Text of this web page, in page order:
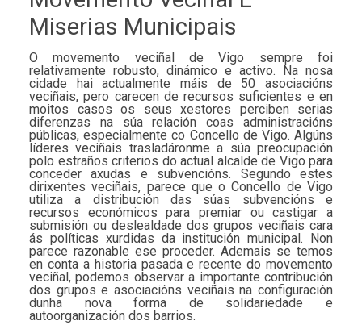
Miserias Municipais
O movemento veciñal de Vigo sempre foi
relativamente robusto, dinámico e activo. Na nosa
cidade hai actualmente máis de 50 asociacións
veciñais, pero carecen de recursos suficientes e en
moitos casos os seus xestores perciben serias
diferenzas na súa relación coas administracións
públicas, especialmente co Concello de Vigo. Algúns
líderes veciñais trasladáronme a súa preocupación
polo estraños criterios do actual alcalde de Vigo para
conceder axudas e subvencións. Segundo estes
dirixentes veciñais, parece que o Concello de Vigo
utiliza a distribución das súas subvencións e
recursos económicos para premiar ou castigar a
submisión ou deslealdade dos grupos veciñais cara
ás políticas xurdidas da institución municipal. Non
parece razonable ese proceder. Ademais se temos
en conta a historia pasada e recente do movemento
veciñal, podemos observar a importante contribución
dos grupos e asociacións veciñais na configuración
dunha nova forma de solidariedade e
autoorganización dos barrios.